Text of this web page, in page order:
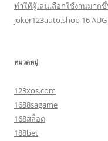
ทำให้ผู้เล่นเลือกใช้งานมาก
joker123auto.shop 16
หมวดหมู่
123xos.com
1688sagame
168สล็อต
188bet